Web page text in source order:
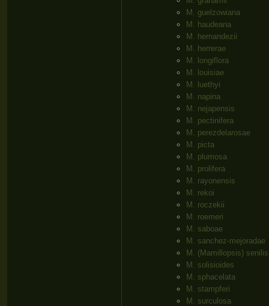
M. guelzowiana
M. haudeana
M. hernandezii
M. herrerae
M. longiflora
M. louisiae
M. luethyi
M. napina
M. nejapensis
M. pectinifera
M. perezdelarosae
M. picta
M. plumosa
M. prolifera
M. rayonensis
M. rekoi
M. roczekii
M. roemeri
M. saboae
M. sanchez-mejoradae
M. (Mamillopsis) senilis
M. solisioides
M. sphacelata
M. stampferi
M. surculosa